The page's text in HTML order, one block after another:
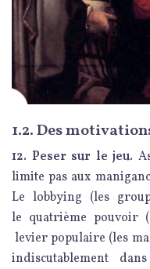
1.2. Des
12. Peser sur le jeu.
limite pas aux
Le lobbying (les
le quatrième pouvoir
levier populaire (les
indiscutablement